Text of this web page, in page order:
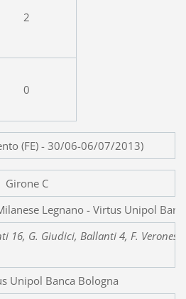
2
0
(FE) - 30/06-06/07/2013)
Girone C
Milanese Legnano -
16, G. Giudici, Ballanti 4, F.
Unipol Banca Bologna